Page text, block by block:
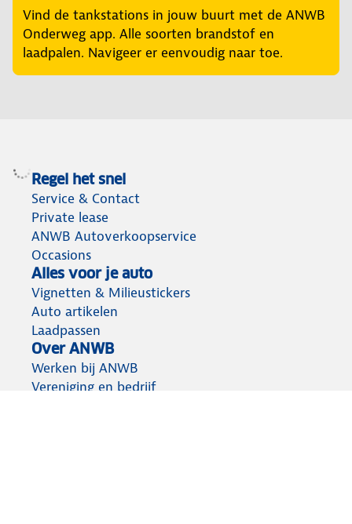
Vind de tankstations in jouw buurt met de ANWB
Onderweg app. Alle soorten brandstof en
laadpalen. Navigeer er eenvoudig naar toe.
Regel het snel
Service & Contact
Private lease
ANWB Autoverkoopservice
Occasions
Alles voor je auto
Vignetten & Milieustickers
Auto artikelen
Laadpassen
Over ANWB
Werken bij ANWB
Vereniging en bedrijf